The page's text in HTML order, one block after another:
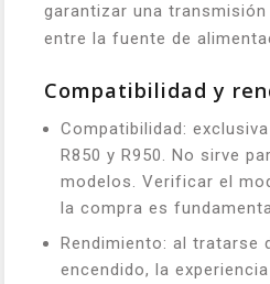
garantizar una
entre la fuente de
Compatibilidad y
Compatibilidad:
R850 y R950. No sirve
modelos. Verificar el
la compra es
Rendimiento: al tratarse
encendido, la